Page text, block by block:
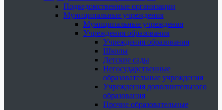
Подведомственные организации
Муниципальные учреждения
Муниципальные учреждения
Учреждения образования
Учреждения образования
Школы
Детские сады
Негосударственные
образовательные учреждения
Учреждения дополнительного
образования
Прочие образовательные